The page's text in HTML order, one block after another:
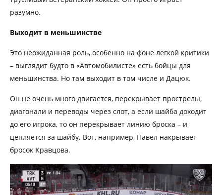
разумно.
Выходит в меньшинстве
Это неожиданная роль, особенно на фоне легкой критики
– выглядит будто в «Автомобилисте» есть бойцы для
меньшинства. Но там выходит в том числе и Дацюк.
Он не очень много двигается, перекрывает прострелы,
диагонали и переводы через слот, а если шайба доходит
до его игрока, то он перекрывает линию броска – и
цепляется за шайбу. Вот, например, Павел накрывает
бросок Кравцова.